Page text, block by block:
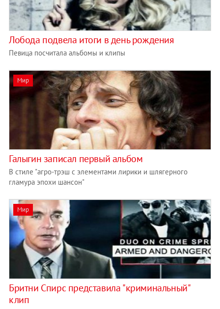
Лобода подвела итоги в день рождения
Певица посчитала альбомы и клипы
Мир
Галыгин записал первый альбом
В стиле "агро-трэш с элементами лирики и шлягерного
гламура эпохи шансон"
Мир
Бритни Спирс представила "криминальный"
клип